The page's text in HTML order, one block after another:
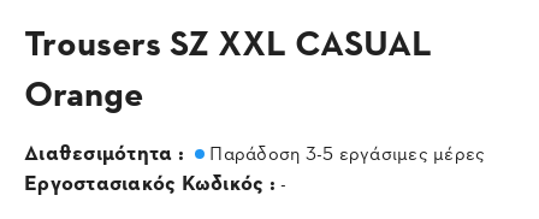
Trousers SZ XXL CASUAL
Orange
Διαθεσιμότητα : Παράδοση 3-5 εργάσιμες μέρες
Εργοστασιακός Κωδικός : -